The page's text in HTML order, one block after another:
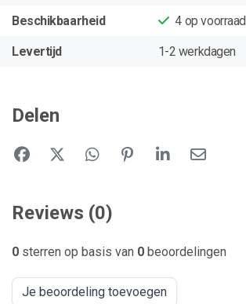
Beschikbaarheid 4 op voorraad
Levertijd 1-2 werkdagen
Delen
Reviews (0)
0 sterren op basis van 0 beoordelingen
Je beoordeling toevoegen